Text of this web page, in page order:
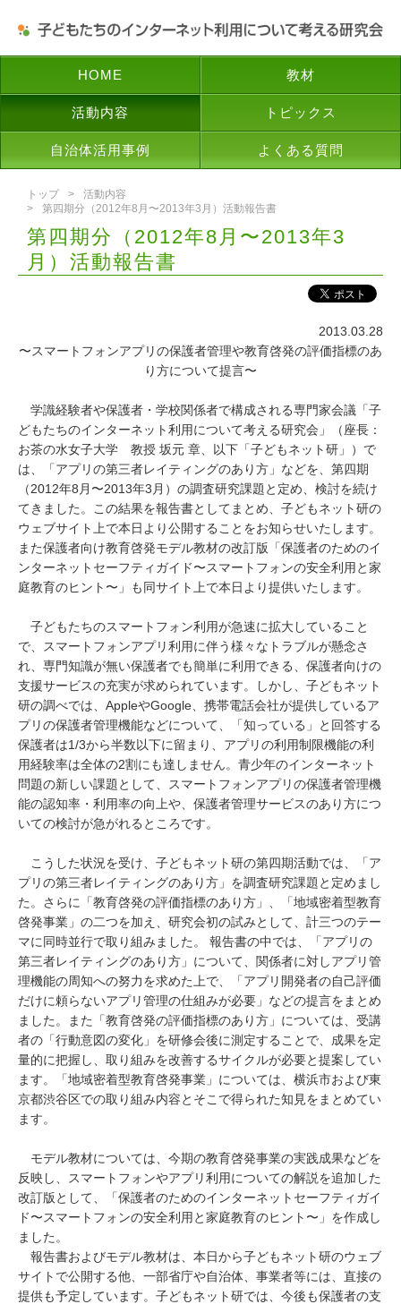
HOME 教材
活動内容 トピックス
自治体活用事例 よくある質問
トップ
活動内容
第四期分（2012年8月〜2013年3月）活動報告書
第四期分（2012年8月〜2013年3
月）活動報告書
2013.03.28
〜スマートフォンアプリの保護者管理や教育啓発の評価指標のあ
り方について提言〜
学識経験者や保護者・学校関係者で構成される専門家会議「子
どもたちのインターネット利用について考える研究会」（座長：
お茶の水女子大学 教授 坂元 章、以下「子どもネット研」）で
は、「アプリの第三者レイティングのあり方」などを、第四期
（2012年8月〜2013年3月）の調査研究課題と定め、検討を続け
てきました。この結果を報告書としてまとめ、子どもネット研の
ウェブサイト上で本日より公開することをお知らせいたします。
また保護者向け教育啓発モデル教材の改訂版「保護者のためのイ
ンターネットセーフティガイド〜スマートフォンの安全利用と家
庭教育のヒント〜」も同サイト上で本日より提供いたします。
子どもたちのスマートフォン利用が急速に拡大していること
で、スマートフォンアプリ利用に伴う様々なトラブルが懸念さ
れ、専門知識が無い保護者でも簡単に利用できる、保護者向けの
支援サービスの充実が求められています。しかし、子どもネット
研の調べでは、AppleやGoogle、携帯電話会社が提供しているア
プリの保護者管理機能などについて、「知っている」と回答する
保護者は1/3から半数以下に留まり、アプリの利用制限機能の利
用経験率は全体の2割にも達しません。青少年のインターネット
問題の新しい課題として、スマートフォンアプリの保護者管理機
能の認知率・利用率の向上や、保護者管理サービスのあり方につ
いての検討が急がれるところです。
こうした状況を受け、子どもネット研の第四期活動では、「ア
プリの第三者レイティングのあり方」を調査研究課題と定めまし
た。さらに「教育啓発の評価指標のあり方」、「地域密着型教育
啓発事業」の二つを加え、研究会初の試みとして、計三つのテー
マに同時並行で取り組みました。 報告書の中では、「アプリの
第三者レイティングのあり方」について、関係者に対しアプリ管
理機能の周知への努力を求めた上で、「アプリ開発者の自己評価
だけに頼らないアプリ管理の仕組みが必要」などの提言をまとめ
ました。また「教育啓発の評価指標のあり方」については、受講
者の「行動意図の変化」を研修会後に測定することで、成果を定
量的に把握し、取り組みを改善するサイクルが必要と提案してい
ます。「地域密着型教育啓発事業」については、横浜市および東
京都渋谷区での取り組み内容とそこで得られた知見をまとめてい
ます。
モデル教材については、今期の教育啓発事業の実践成果などを
反映し、スマートフォンやアプリ利用についての解説を追加した
改訂版として、「保護者のためのインターネットセーフティガイ
ド〜スマートフォンの安全利用と家庭教育のヒント〜」を作成し
ました。
報告書およびモデル教材は、本日から子どもネット研のウェブ
サイトで公開する他、一部省庁や自治体、事業者等には、直接の
提供も予定しています。子どもネット研では、今後も保護者の支